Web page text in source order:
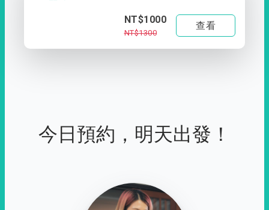
NT$1000
NT$1300
查看
今日預約，明天出發！